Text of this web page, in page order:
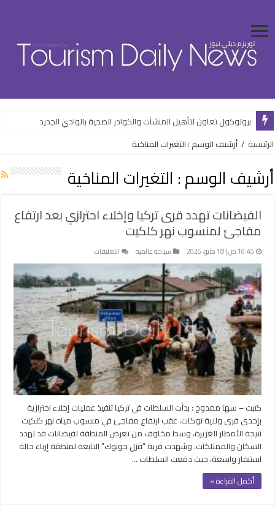
بروتوكول تعاون لتأهيل المنشآت والكوادر الصحية بالوادي الجديد
توأمة استراتيجية تفتح طريقًا للاستثمار السياحي في البحر الأحمر وجنوب سيناء
الرئيسية / أرشيف الوسم : التغيرات المناخية
أرشيف الوسم : التغيرات المناخية
الفيضانات تهدد قرى تركيا وإخلاء احترازي بعد ارتفاع
مفاجئ لمنسوب نهر كلكيت
10:45 ص | 18 مايو، 2026 سياحة عالمية التعليقات
الفيضانات
تهدد
قرى
تركيا
وإخلاء
احترازي
بعد
ارتفاع
مفاجئ
لمنسوب
نهر
كلكيت
مغلقة
كتبت – سها ممدوح : بدأت السلطات في تركيا تنفيذ عمليات إخلاء احترازية
بإحدى قرى ولاية توكات، عقب ارتفاع مفاجئ في منسوب مياه نهر كلكيت
نتيجة الأمطار الغزيرة، وسط مخاوف من تعرض المنطقة لفيضانات قد تهدد
السكان والممتلكات. وشهدت قرية “قزل جوبوك” التابعة لمنطقة إرباء حالة
استنفار واسعة، حيث دفعت السلطات …
أكمل القراءة »